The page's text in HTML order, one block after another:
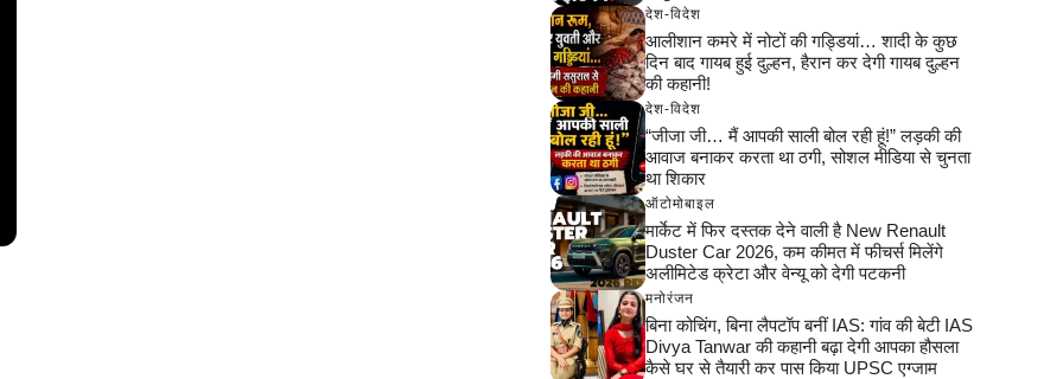
देश-विदेश
आलीशान कमरे में नोटों की गड्डियां… शादी के कुछ
दिन बाद गायब हुई दुल्हन, हैरान कर देगी गायब दुल्हन
की कहानी!
देश-विदेश
“जीजा जी… मैं आपकी साली बोल रही हूं!” लड़की की
आवाज बनाकर करता था ठगी, सोशल मीडिया से चुनता
था शिकार
ऑटोमोबाइल
मार्केट में फिर दस्तक देने वाली है New Renault
Duster Car 2026, कम कीमत में फीचर्स मिलेंगे
अलीमिटेड क्रेटा और वेन्यू को देगी पटकनी
मनोरंजन
बिना कोचिंग, बिना लैपटॉप बनीं IAS: गांव की बेटी IAS
Divya Tanwar की कहानी बढ़ा देगी आपका हौसला
कैसे घर से तैयारी कर पास किया UPSC एग्जाम